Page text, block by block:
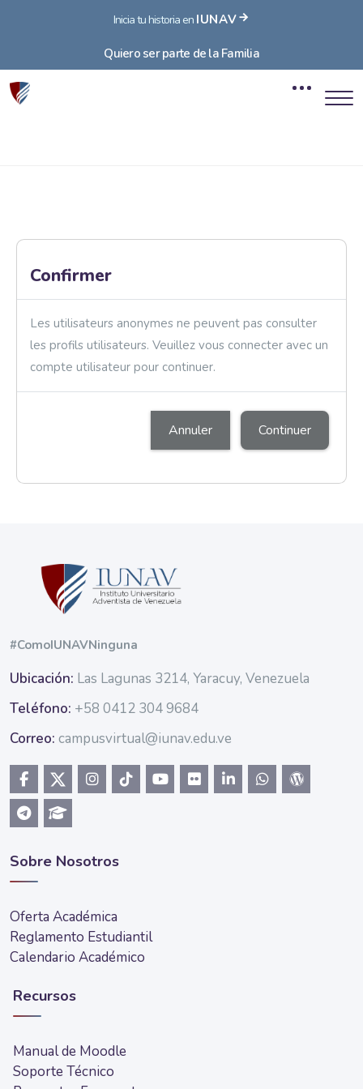
Inicia tu historia en IUNAV
Quiero ser parte de la Familia
Confirmer
Les utilisateurs anonymes ne peuvent pas consulter
les profils utilisateurs. Veuillez vous connecter avec un
compte utilisateur pour continuer.
Annuler Continuer
#ComoIUNAVNinguna
Ubicación: Las Lagunas 3214, Yaracuy, Venezuela
Teléfono: +58 0412 304 9684
Correo: campusvirtual@iunav.edu.ve
Sobre Nosotros
Oferta Académica
Reglamento Estudiantil
Calendario Académico
Recursos
Manual de Moodle
Soporte Técnico